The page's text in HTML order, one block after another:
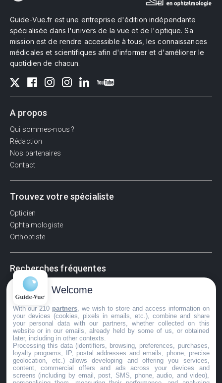
Guide-Vue.fr est une entreprise d'édition indépendante
spécialisée dans l'univers de la vue et de l'optique. Sa
mission est de rendre accessible à tous, les connaissances
médicales et scientifiques afin d'informer et d'améliorer le
quotidien de chacun.
A propos
Qui sommes-nous ?
Rédaction
Nos partenaires
Contact
Trouvez votre spécialiste
Opticien
Ophtalmologiste
Orthoptiste
Recherches fréquentes
Pathologies adultes
Signes d'une urgence ophtalmologique
La vision
Acuité visuelle
Myosis / mydriase
Œdème oculaire
©GuideVue2024
Welcome
With our 210 partners , we wish to store and access information on
your devices (cookies, pixels in emails, etc.), combine and share
your personal data with our partners, whether collected on this
website or in our emails, already held by some of us, or obtained
later, including in other contexts.
Processing this data (identifiers, browsing, preferences, purchases,
loyalty programs, IP, postal addresses and emails, phone, precise
geolocation, etc.) allows developing and offering you services,
content, commercial offers and ads across your devices and
screens (including by email, post, SMS, phone, audio, and video),